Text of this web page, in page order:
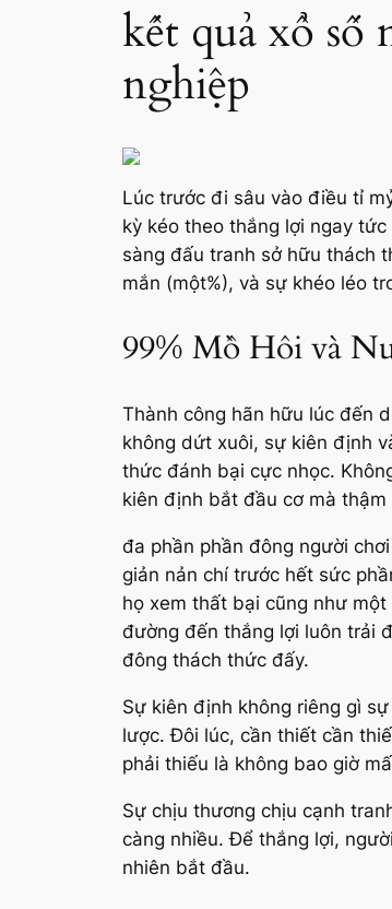
kết quả xổ
nghiệp
Lúc trước đi sâu vào điều tỉ
kỳ kéo theo thắng lợi ngay
sàng đấu tranh sở hữu thách
mắn (một%), và sự khéo léo
99% Mồ Hôi và
Thành công hãn hữu lúc đến
không dứt xuôi, sự kiên định
thức đánh bại cực nhọc.
kiên định bắt đầu cơ mà
đa phần phần đông người
giản nản chí trước hết sức
họ xem thất bại cũng như
đường đến thắng lợi luôn trải
đông thách thức đấy.
Sự kiên định không riêng gì
lược. Đôi lúc, cần thiết cần
phải thiếu là không bao giờ
Sự chịu thương chịu cạnh
càng nhiều. Để thắng lợi,
nhiên bắt đầu.